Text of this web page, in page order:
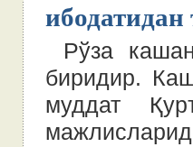
ибодатидан
Рўза
биридир.
муддат